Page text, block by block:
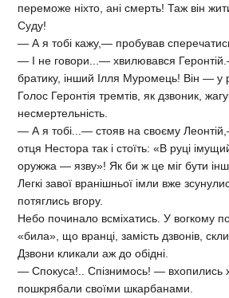
переможе ніхто, ані смерть! Таж він
Суду!
— А я тобі кажу,— пробував сперечатись
— І не говори...— хвилювався
братику, інший Ілля Муромець! Він — у
Голос Геронтія тремтів, як дзвоник,
несмертельність.
— А я тобі...— стояв на своєму
отця Нестора так і стоїть: «В руці
оружжа — язву»! Як би ж це міг бути
Легкі завої вранішньої імли вже
потяглись вгору.
Небо починало всміхатись. У вогкому
«била», що вранці, замість дзвонів,
Дзвони кликали аж до обідні.
— Спокуса!.. Спізнимось! — вхопились
пошкрябали своїми шкарбанами.